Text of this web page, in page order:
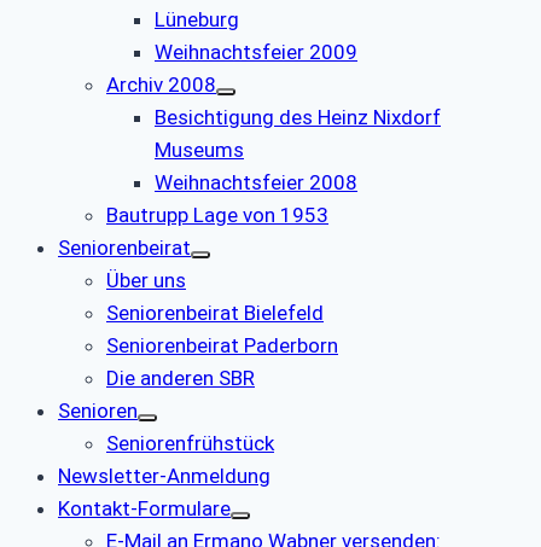
Lüneburg
Weihnachtsfeier 2009
Archiv 2008
Besichtigung des Heinz Nixdorf
Museums
Weihnachtsfeier 2008
Bautrupp Lage von 1953
Seniorenbeirat
Über uns
Seniorenbeirat Bielefeld
Seniorenbeirat Paderborn
Die anderen SBR
Senioren
Seniorenfrühstück
Newsletter-Anmeldung
Kontakt-Formulare
E-Mail an Ermano Wabner versenden: